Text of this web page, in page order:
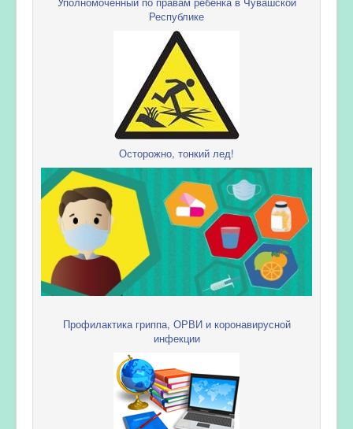
Республике
Осторожно, тонкий лед!
Профилактика гриппа, ОРВИ и коронавирусной
инфекции